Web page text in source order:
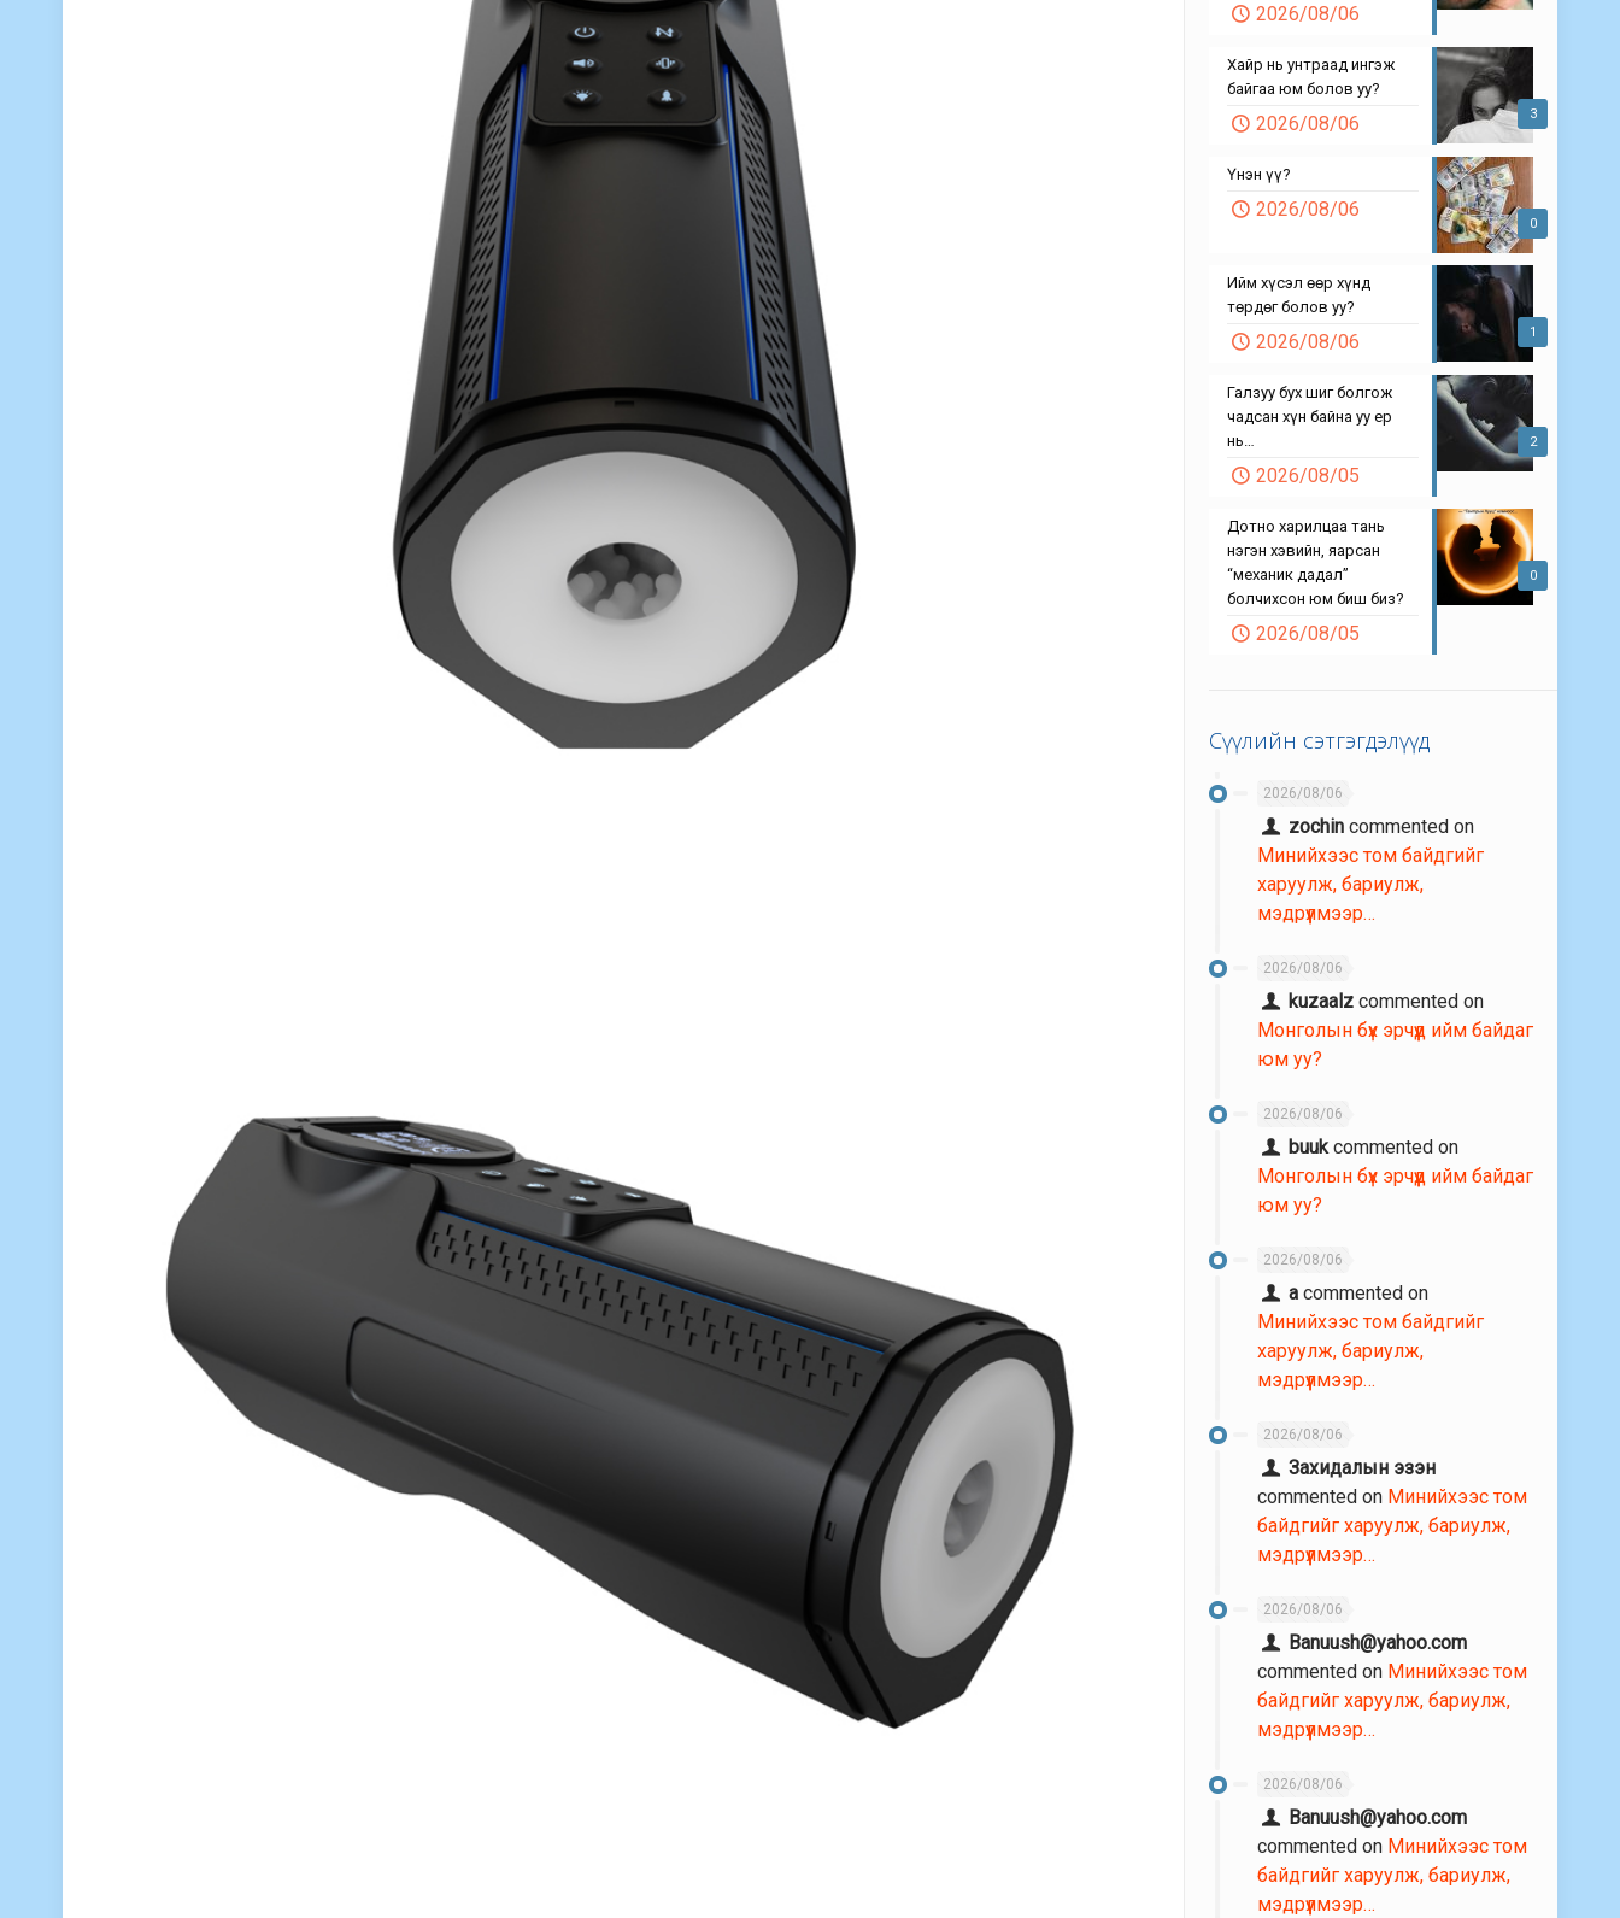
2026/08/06
3
Хайр нь унтраад ингэж
байгаа юм болов уу?
2026/08/06
0
Үнэн үү?
2026/08/06
1
Ийм хүсэл өөр хүнд
төрдөг болов уу?
2026/08/06
2
Галзуу бух шиг болгож
чадсан хүн байна уу ер
нь…
2026/08/05
0
Дотно харилцаа тань
нэгэн хэвийн, яарсан
“механик дадал”
болчихсон юм биш биз?
2026/08/05
Сүүлийн сэтгэгдэлүүд
2026/08/06
zochin commented on
Минийхээс том байдгийг
харуулж, бариулж,
мэдрүүлмээр…
2026/08/06
kuzaalz commented on
Монголын бүх эрчүүд ийм байдаг
юм уу?
2026/08/06
buukcommented on
Монголын бүх эрчүүд ийм байдаг
юм уу?
2026/08/06
a commented on
Минийхээс том байдгийг
харуулж, бариулж,
мэдрүүлмээр…
2026/08/06
Захидалын эзэн
commented on Минийхээс том
байдгийг харуулж, бариулж,
мэдрүүлмээр…
2026/08/06
Banuush@yahoo.com
commented on Минийхээс том
байдгийг харуулж, бариулж,
мэдрүүлмээр…
2026/08/06
Banuush@yahoo.com
commented on Минийхээс том
байдгийг харуулж, бариулж,
мэдрүүлмээр…